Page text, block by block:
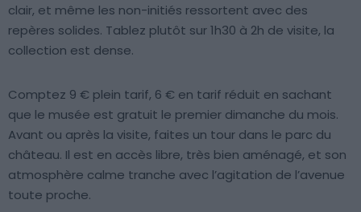
clair, et même les non-initiés ressortent avec des
repères solides. Tablez plutôt sur 1h30 à 2h de visite, la
collection est dense.
Comptez 9 € plein tarif, 6 € en tarif réduit en sachant
que le musée est gratuit le premier dimanche du mois.
Avant ou après la visite, faites un tour dans le parc du
château. Il est en accès libre, très bien aménagé, et son
atmosphère calme tranche avec l’agitation de l’avenue
toute proche.